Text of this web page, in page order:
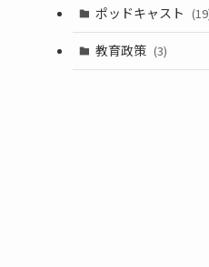
ポッドキャスト
教育政策 (3)